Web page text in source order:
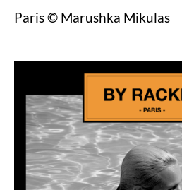
Paris © Marushka Mikulas